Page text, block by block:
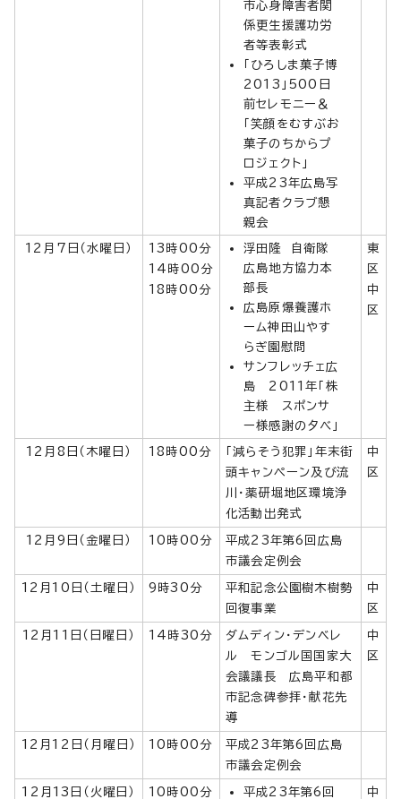
市心身障害者関
係更生援護功労
者等表彰式
「ひろしま菓子博
2013」500日
前セレモニー＆
「笑顔をむすぶお
菓子のちからプ
ロジェクト」
平成23年広島写
真記者クラブ懇
親会
12月7日（水曜日）
13時00分
14時00分
18時00分
浮田隆 自衛隊
広島地方協力本
部長
広島原爆養護ホ
ーム神田山やす
らぎ園慰問
サンフレッチェ広
島 2011年「株
主様 スポンサ
ー様感謝の夕べ」
東
区
中
区
12月8日（木曜日） 18時00分
「減らそう犯罪」年末街
頭キャンペーン及び流
川・薬研堀地区環境浄
化活動出発式
中
区
12月9日（金曜日） 10時00分
平成23年第6回広島
市議会定例会
12月10日（土曜日） 9時30分
平和記念公園樹木樹勢
回復事業
中
区
12月11日（日曜日） 14時30分
ダムディン・デンベレ
ル モンゴル国国家大
会議議長 広島平和都
市記念碑参拝・献花先
導
中
区
12月12日（月曜日） 10時00分
平成23年第6回広島
市議会定例会
12月13日（火曜日）
10時00分
平成23年第6回
中